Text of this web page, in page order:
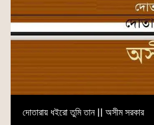
দোতারায় ধইরো তুমি তান || অসীম সরকার